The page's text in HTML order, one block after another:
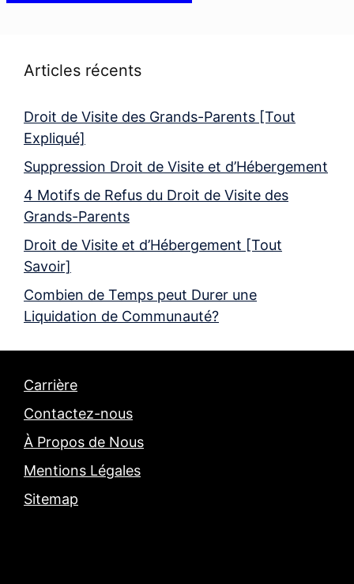
Articles récents
Droit de Visite des Grands-Parents [Tout
Expliqué]
Suppression Droit de Visite et d’Hébergement
4 Motifs de Refus du Droit de Visite des
Grands-Parents
Droit de Visite et d’Hébergement [Tout
Savoir]
Combien de Temps peut Durer une
Liquidation de Communauté?
Carrière
Contactez-nous
À Propos de Nous
Mentions Légales
Sitemap